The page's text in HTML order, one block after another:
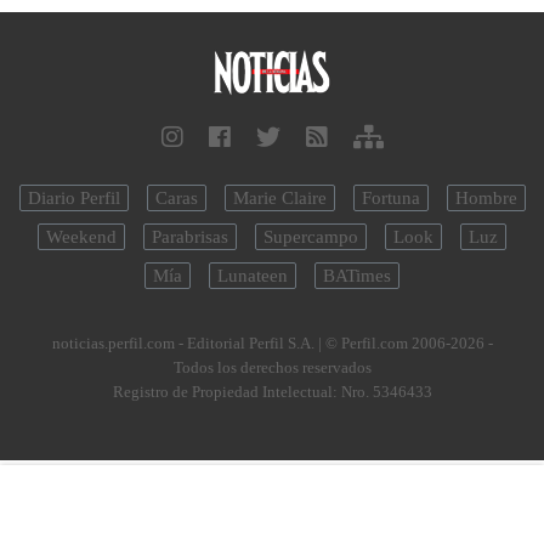
Diario Perfil Caras Marie Claire Fortuna
Hombre
Weekend
Parabrisas Supercampo Look
Luz
Mía
Lunateen BATimes
noticias.perfil.com - Editorial Perfil S.A. | © Perfil.com 2006-2026 -
Todos los derechos reservados
Registro de Propiedad Intelectual: Nro. 5346433